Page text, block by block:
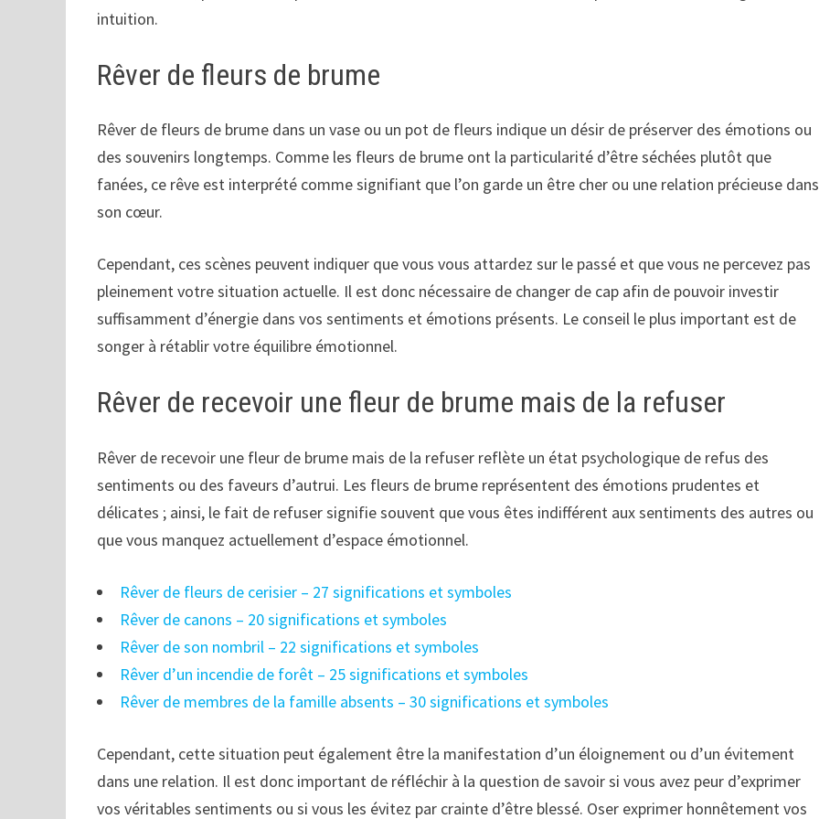
intuition.
Rêver de fleurs de brume
Rêver de fleurs de brume dans un vase ou un pot de fleurs indique un désir de préserver des émotions ou
des souvenirs longtemps. Comme les fleurs de brume ont la particularité d’être séchées plutôt que
fanées, ce rêve est interprété comme signifiant que l’on garde un être cher ou une relation précieuse dans
son cœur.
Cependant, ces scènes peuvent indiquer que vous vous attardez sur le passé et que vous ne percevez pas
pleinement votre situation actuelle. Il est donc nécessaire de changer de cap afin de pouvoir investir
suffisamment d’énergie dans vos sentiments et émotions présents. Le conseil le plus important est de
songer à rétablir votre équilibre émotionnel.
Rêver de recevoir une fleur de brume mais de la refuser
Rêver de recevoir une fleur de brume mais de la refuser reflète un état psychologique de refus des
sentiments ou des faveurs d’autrui. Les fleurs de brume représentent des émotions prudentes et
délicates ; ainsi, le fait de refuser signifie souvent que vous êtes indifférent aux sentiments des autres ou
que vous manquez actuellement d’espace émotionnel.
Rêver de fleurs de cerisier – 27 significations et symboles
Rêver de canons – 20 significations et symboles
Rêver de son nombril – 22 significations et symboles
Rêver d’un incendie de forêt – 25 significations et symboles
Rêver de membres de la famille absents – 30 significations et symboles
Cependant, cette situation peut également être la manifestation d’un éloignement ou d’un évitement
dans une relation. Il est donc important de réfléchir à la question de savoir si vous avez peur d’exprimer
vos véritables sentiments ou si vous les évitez par crainte d’être blessé. Oser exprimer honnêtement vos